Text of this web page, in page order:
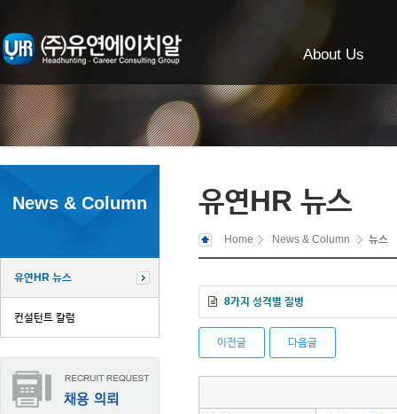
About Us
News & Column
유연HR 뉴스
컨설턴트 칼럼
유연HR 뉴스
Home News & Column 뉴스
8가지 성격별 질병
이전글 다음글